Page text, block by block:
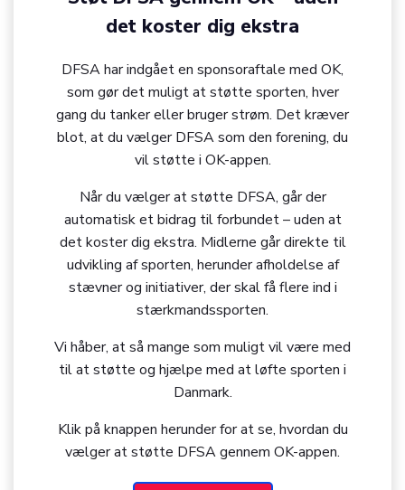
det koster dig ekstra
DFSA har indgået en sponsoraftale med OK,
som gør det muligt at støtte sporten, hver
gang du tanker eller bruger strøm. Det kræver
blot, at du vælger DFSA som den forening, du
vil støtte i OK-appen.
Når du vælger at støtte DFSA, går der
automatisk et bidrag til forbundet – uden at
det koster dig ekstra. Midlerne går direkte til
udvikling af sporten, herunder afholdelse af
stævner og initiativer, der skal få flere ind i
stærkmandssporten.
Vi håber, at så mange som muligt vil være med
til at støtte og hjælpe med at løfte sporten i
Danmark.
Klik på knappen herunder for at se, hvordan du
vælger at støtte DFSA gennem OK-appen.